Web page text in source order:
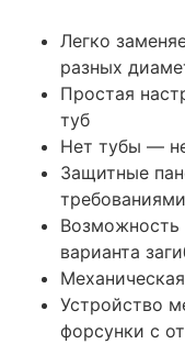
Легко
разных
Простая
туб
Нет тубы —
Защитные
Возможность
варианта
Устройство
форсунки с